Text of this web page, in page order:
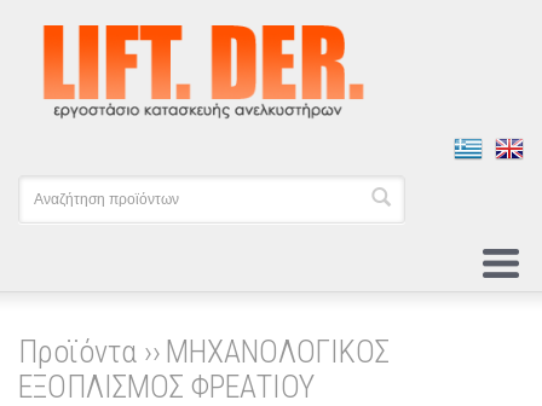
Προϊόντα ›› ΜΗΧΑΝΟΛΟΓΙΚΟΣ
ΕΞΟΠΛΙΣΜΟΣ ΦΡΕΑΤΙΟΥ